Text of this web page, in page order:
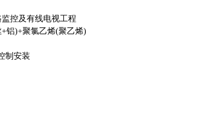
控及有线电视工程
铝)+聚氯乙烯(聚乙烯)
制安装